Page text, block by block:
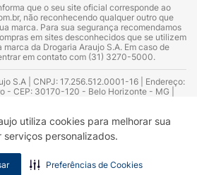
utiliza cookies para melhorar sua
personalizados.
Preferências de Cookies
que o seu site oficial corresponde ao
não reconhecendo qualquer outro que
marca. Para sua segurança recomendamos
em sites desconhecidos que se utilizem
da Drogaria Araujo S.A. Em caso de
em contato com (31) 3270-5000.
S.A | CNPJ: 17.256.512.0001-16 | Endereço:
- CEP: 30170-120 - Belo Horizonte - MG |
| Yasmin Silva Alvarenga – CRF 52.584 -
Aguiar Pinheiro - CRF Nº 13.748. Alvará
de Funcionamento da Empresa (AFE):